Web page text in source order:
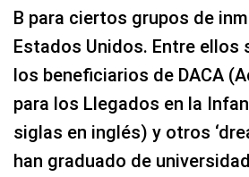
B para ciertos grupos de
Estados Unidos. Entre ellos
los beneficiarios de DACA
para los Llegados en la
siglas en inglés) y otros
han graduado de